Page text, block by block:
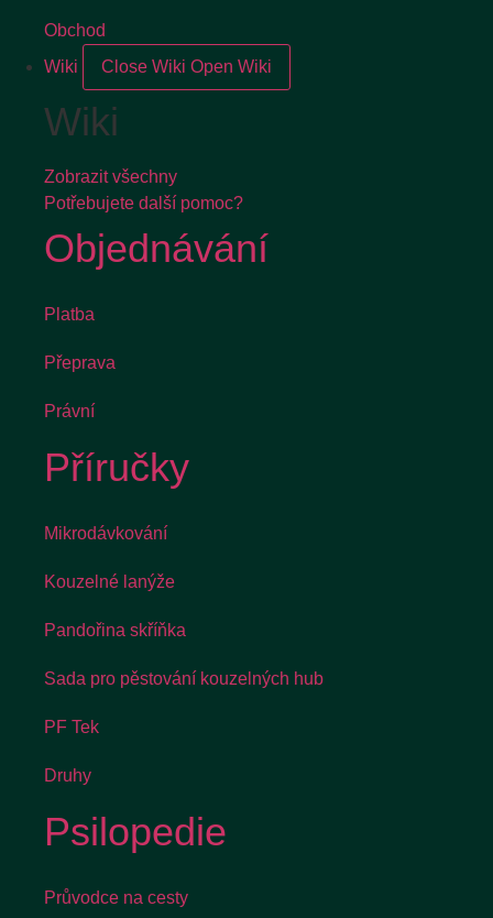
Obchod
Wiki
Close Wiki Open Wiki
Wiki
Zobrazit všechny
Potřebujete další pomoc?
Objednávání
Platba
Přeprava
Právní
Příručky
Mikrodávkování
Kouzelné lanýže
Pandořina skříňka
Sada pro pěstování kouzelných hub
PF Tek
Druhy
Psilopedie
Průvodce na cesty